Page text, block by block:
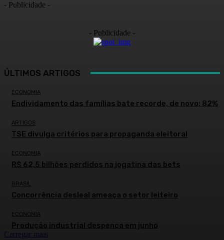
- Publicidade -
- Publicidade -
ÚLTIMOS ARTIGOS
ECONOMIA
Endividamento das famílias bate recorde, de novo: 82%
ARTIGOS
TSE divulga critérios para propaganda eleitoral
ECONOMIA
R$ 62,5 bilhões perdidos na jogatina das bets
BRASIL
Concorrência desleal ameaça o setor leiteiro
ECONOMIA
Produção industrial despenca em junho
Carregar mais